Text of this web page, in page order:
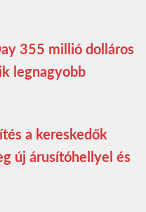
355 millió dolláros
legnagyobb
a kereskedők
új árusítóhellyel és